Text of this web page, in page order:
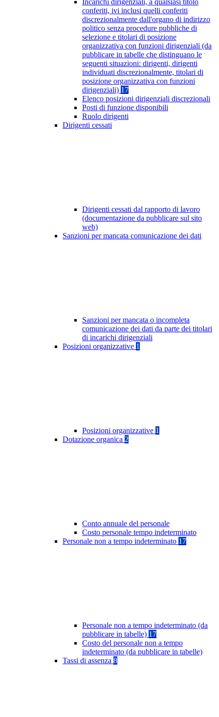
Incarichi dirigenziali, a qualsiasi titolo
conferiti, ivi inclusi quelli conferiti
discrezionalmente dall'organo di indirizzo
politico senza procedure pubbliche di
selezione e titolari di posizione
organizzativa con funzioni dirigenziali (da
pubblicare in tabelle che distinguano le
seguenti situazioni: dirigenti, dirigenti
individuati discrezionalmente, titolari di
posizione organizzativa con funzioni
dirigenziali) 17
Elenco posizioni dirigenziali discrezionali
Posti di funzione disponibili
Ruolo dirigenti
Dirigenti cessati
Dirigenti cessati dal rapporto di lavoro
(documentazione da pubblicare sul sito
web)
Sanzioni per mancata comunicazione dei dati
Sanzioni per mancata o incompleta
comunicazione dei dati da parte dei titolari
di incarichi dirigenziali
Posizioni organizzative 1
Posizioni organizzative 1
Dotazione organica 2
Conto annuale del personale
Costo personale tempo indeterminato
Personale non a tempo indeterminato 17
Personale non a tempo indeterminato (da
pubblicare in tabelle) 17
Costo del personale non a tempo
indeterminato (da pubblicare in tabelle)
Tassi di assenza 8